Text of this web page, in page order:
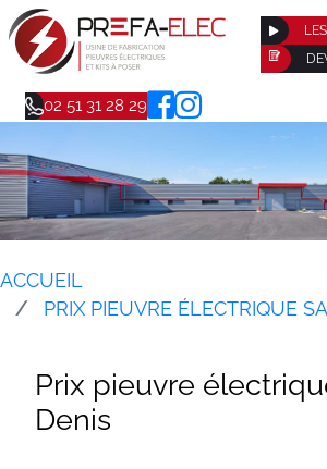
02 51 31 28 29
ACCUEIL
PRIX PIEUVRE ÉLECTRIQUE
Prix pieuvre
Denis